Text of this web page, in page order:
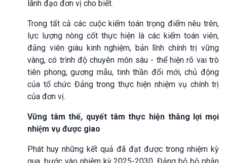
lãnh đạo đơn vị cho biết.
Trong tất cả các cuộc kiểm toán trọng điểm nêu trên,
lực lượng nòng cốt thực hiện là các kiểm toán viên,
đảng viên giàu kinh nghiệm, bản lĩnh chính trị vững
vàng, có trình độ chuyên môn sâu - thể hiện rõ vai trò
tiên phong, gương mẫu, tinh thần đổi mới, chủ động
của tổ chức Đảng trong thực hiện nhiệm vụ chính trị
của đơn vị.
Vững tâm thế, quyết tâm thực hiện thắng lợi mọi
nhiệm vụ được giao
Phát huy những kết quả đã đạt được trong nhiệm kỳ
qua, bước vào nhiệm kỳ 2025-2030, Đảng bộ bộ phận